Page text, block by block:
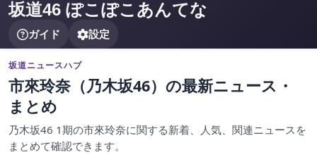
坂道46 ぽこぽこあんてな
ガイド 設定
坂道ニュースハブ
市來玲奈（乃木坂46）の最新ニュース・
まとめ
乃木坂46 1期の市來玲奈に関する新着、人気、関連ニュースを
まとめて確認できます。